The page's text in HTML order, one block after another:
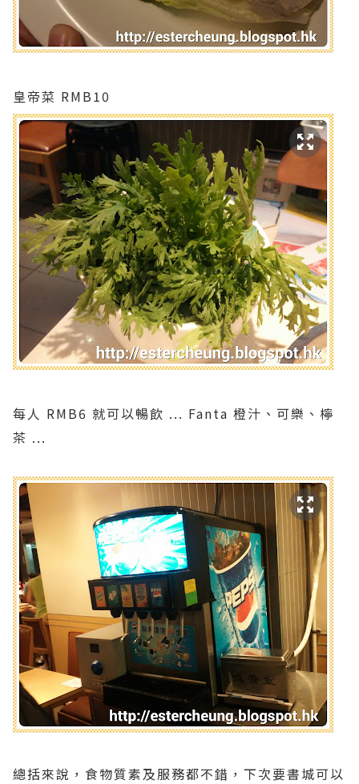
皇帝菜 RMB10
每人 RMB6 就可以暢飲 ... Fanta 橙汁、可樂、檸
茶 ...
總括來說，食物質素及服務都不錯，下次要書城可以